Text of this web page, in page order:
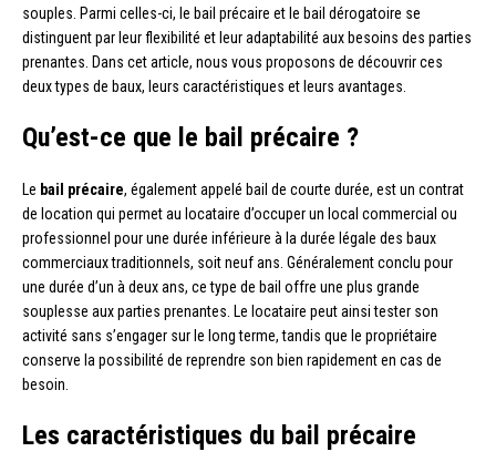
souples. Parmi celles-ci, le bail précaire et le bail dérogatoire se
distinguent par leur flexibilité et leur adaptabilité aux besoins des parties
prenantes. Dans cet article, nous vous proposons de découvrir ces
deux types de baux, leurs caractéristiques et leurs avantages.
Qu’est-ce que le bail précaire ?
Le bail précaire, également appelé bail de courte durée, est un contrat
de location qui permet au locataire d’occuper un local commercial ou
professionnel pour une durée inférieure à la durée légale des baux
commerciaux traditionnels, soit neuf ans. Généralement conclu pour
une durée d’un à deux ans, ce type de bail offre une plus grande
souplesse aux parties prenantes. Le locataire peut ainsi tester son
activité sans s’engager sur le long terme, tandis que le propriétaire
conserve la possibilité de reprendre son bien rapidement en cas de
besoin.
Les caractéristiques du bail précaire